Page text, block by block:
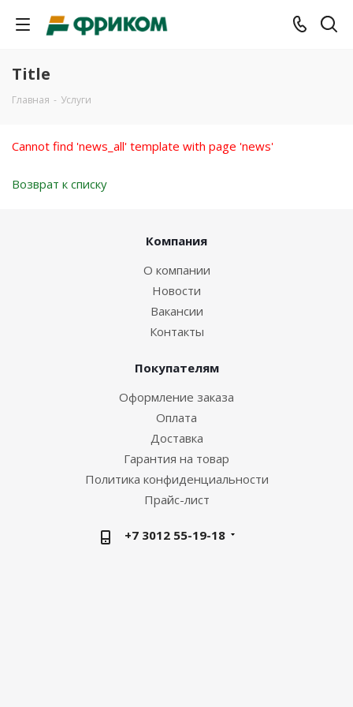
Title
Главная - Услуги
Cannot find 'news_all' template with page 'news'
Возврат к списку
Компания
О компании
Новости
Вакансии
Контакты
Покупателям
Оформление заказа
Оплата
Доставка
Гарантия на товар
Политика конфиденциальности
Прайс-лист
+7 3012 55-19-18